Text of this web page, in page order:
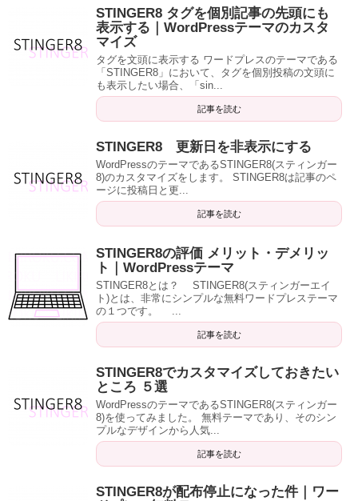
STINGER8 タグを個別記事の先頭にも
表示する｜WordPressテーマのカスタ
マイズ
タグを文頭に表示する ワードプレスのテーマである
「STINGER8」において、タグを個別投稿の文頭に
も表示したい場合、「sin...
記事を読む
STINGER8 更新日を非表示にする
WordPressのテーマであるSTINGER8(スティンガー
8)のカスタマイズをします。 STINGER8は記事のペ
ージに投稿日と更...
記事を読む
STINGER8の評価 メリット・デメリッ
ト｜WordPressテーマ
STINGER8とは？ STINGER8(スティンガーエイ
ト)とは、非常にシンプルな無料ワードプレステーマ
の１つです。 ...
記事を読む
STINGER8でカスタマイズしておきたい
ところ ５選
WordPressのテーマであるSTINGER8(スティンガー
8)を使ってみました。 無料テーマであり、そのシン
プルなデザインから人気...
記事を読む
STINGER8が配布停止になった件｜ワー